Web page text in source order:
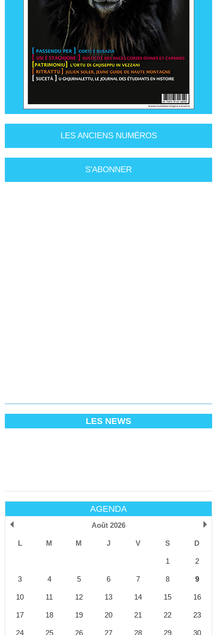
LES ANCIENS NUMÉROS
S'ABONNER
LES NEWS
AGENDA
Août 2026
L M M J V S D
1 2
3 4 5 6 7 8 9
10 11 12 13 14 15 16
17 18 19 20 21 22 23
24 25 26 27 28 29 30